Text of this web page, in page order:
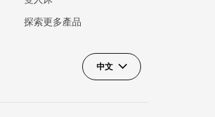
探索更多產品
中文